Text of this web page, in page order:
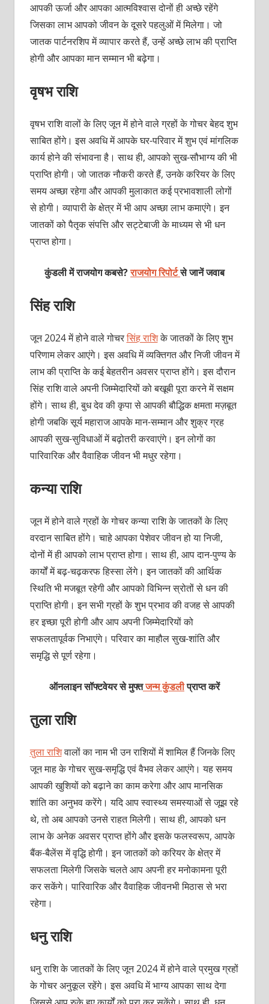
आपकी ऊर्जा और आपका आत्मविश्वास दोनों ही अच्छे रहेंगे
जिसका लाभ आपको जीवन के दूसरे पहलुओं में मिलेगा। जो
जातक पार्टनरशिप में व्यापार करते हैं, उन्हें अच्छे लाभ की प्राप्ति
होगी और आपका मान सम्मान भी बढ़ेगा।
वृषभ राशि
वृषभ राशि वालों के लिए जून में होने वाले ग्रहों के गोचर बेहद शुभ
साबित होंगे। इस अवधि में आपके घर-परिवार में शुभ एवं मांगलिक
कार्य होने की संभावना है। साथ ही, आपको सुख-सौभाग्य की भी
प्राप्ति होगी। जो जातक नौकरी करते हैं, उनके करियर के लिए
समय अच्छा रहेगा और आपकी मुलाकात कई प्रभावशाली लोगों
से होगी। व्यापारी के क्षेत्र में भी आप अच्छा लाभ कमाएंगे। इन
जातकों को पैतृक संपत्ति और सट्टेबाजी के माध्यम से भी धन
प्राप्त होगा।
कुंडली में राजयोग कबसे?राजयोग रिपोर्टसे जानें जवाब
सिंह राशि
जून 2024 में होने वाले गोचरसिंह राशिके जातकों के लिए शुभ
परिणाम लेकर आएंगे। इस अवधि में व्यक्तिगत और निजी जीवन में
लाभ की प्राप्ति के कई बेहतरीन अवसर प्राप्त होंगे। इस दौरान
सिंह राशि वाले अपनी जिम्मेदारियों को बखूबी पूरा करने में सक्षम
होंगे। साथ ही, बुध देव की कृपा से आपकी बौद्धिक क्षमता मज़बूत
होगी जबकि सूर्य महाराज आपके मान-सम्मान और शुक्र ग्रह
आपकी सुख-सुविधाओं में बढ़ोतरी करवाएंगे। इन लोगों का
पारिवारिक और वैवाहिक जीवन भी मधुर रहेगा।
कन्या राशि
जून में होने वाले ग्रहों के गोचर कन्या राशि के जातकों के लिए
वरदान साबित होंगे। चाहे आपका पेशेवर जीवन हो या निजी,
दोनों में ही आपको लाभ प्राप्त होगा। साथ ही, आप दान-पुण्य के
कार्यों में बढ़-चढ़करफ हिस्सा लेंगे। इन जातकों की आर्थिक
स्थिति भी मजबूत रहेगी और आपको विभिन्न स्रोतों से धन की
प्राप्ति होगी। इन सभी ग्रहों के शुभ प्रभाव की वजह से आपकी
हर इच्छा पूरी होगी और आप अपनी जिम्मेदारियों को
सफलतापूर्वक निभाएंगे। परिवार का माहौल सुख-शांति और
समृद्धि से पूर्ण रहेगा।
ऑनलाइन सॉफ्टवेयर से मुफ्तजन्म कुंडलीप्राप्त करें
तुला राशि
तुला राशिवालों का नाम भी उन राशियों में शामिल हैं जिनके लिए
जून माह के गोचर सुख-समृद्धि एवं वैभव लेकर आएंगे। यह समय
आपकी खुशियों को बढ़ाने का काम करेगा और आप मानसिक
शांति का अनुभव करेंगे। यदि आप स्वास्थ्य समस्याओं से जूझ रहे
थे, तो अब आपको उनसे राहत मिलेगी। साथ ही, आपको धन
लाभ के अनेक अवसर प्राप्त होंगे और इसके फलस्वरूप, आपके
बैंक-बैलेंस में वृद्धि होगी। इन जातकों को करियर के क्षेत्र में
सफलता मिलेगी जिसके चलते आप अपनी हर मनोकामना पूरी
कर सकेंगे। पारिवारिक और वैवाहिक जीवनभी मिठास से भरा
रहेगा।
धनु राशि
धनु राशि के जातकों के लिए जून 2024 में होने वाले प्रमुख ग्रहों
के गोचर अनुकूल रहेंगे। इस अवधि में भाग्य आपका साथ देगा